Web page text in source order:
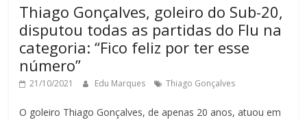
Thiago Gonçalves, goleiro do Sub-20,
disputou todas as partidas do Flu na
categoria: “Fico feliz por ter esse
número”
21/10/2021 Edu Marques Thiago Gonçalves
O goleiro Thiago Gonçalves, de apenas 20 anos, atuou em